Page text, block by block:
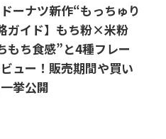
ドーナツ新作“もっちゅり
ガイド】もち粉×米粉
もち食感”と4種フレー
ュー！販売期間や買い
挙公開